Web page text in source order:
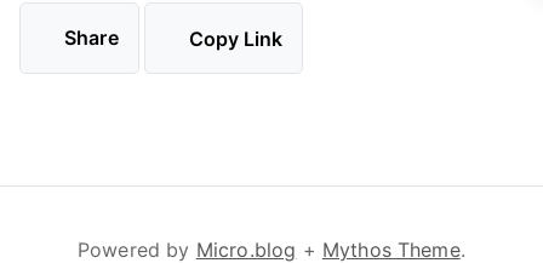
Share Copy Link
Powered by Micro.blog + Mythos Theme.